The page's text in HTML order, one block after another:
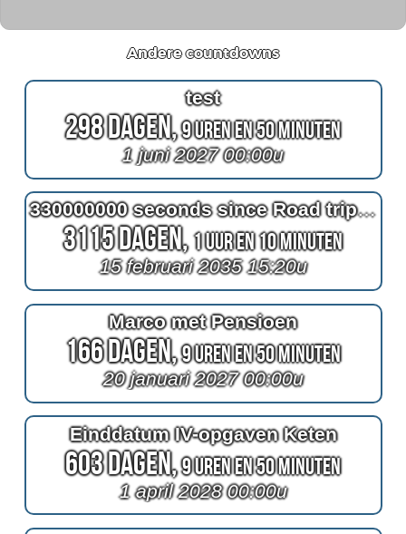
Andere countdowns
test
298 Dagen,9 Uren en 50 Minuten
1 juni 2027 00:00u
330000000 seconds since Road trip Zuid-Afrika & Namibie
3115 Dagen,1 Uur en 10 Minuten
15 februari 2035 15:20u
Marco met Pensioen
166 Dagen,9 Uren en 50 Minuten
20 januari 2027 00:00u
Einddatum IV-opgaven Keten
603 Dagen,9 Uren en 50 Minuten
1 april 2028 00:00u